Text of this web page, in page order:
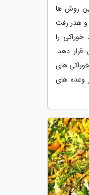
روش ها
و هدر رفت
را
دهد.
های
وعده های